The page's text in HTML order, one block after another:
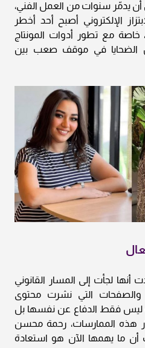
يدمّر سنوات من العمل الفني،
الإلكتروني أصبح أحد أخطر
خاصة مع تطور أدوات المونتاج
الضحايا في موقف صعب بين
أنها لجأت إلى المسار القانوني
والصفحات التي نشرت محتوى
ليس فقط الدفاع عن نفسها بل
هذه الممارسات، رحمة محسن
ما يهمها الآن هو استعادة